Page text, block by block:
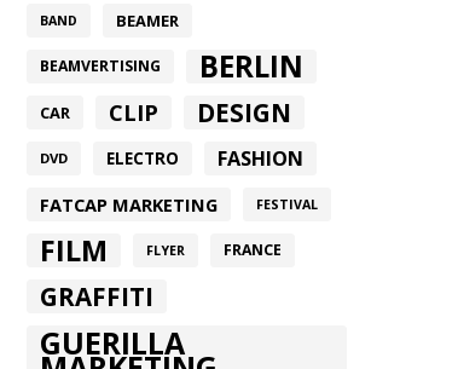
BAND BEAMER
BEAMVERTISING BERLIN
CAR CLIP DESIGN
DVD ELECTRO FASHION
FATCAP MARKETING FESTIVAL
FILM FLYER FRANCE
GRAFFITI
GUERILLA